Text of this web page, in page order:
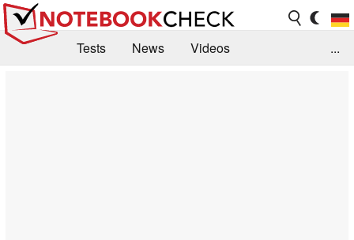
Tests News
Videos
...